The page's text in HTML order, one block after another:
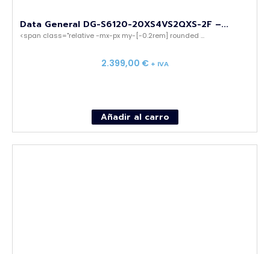
Data General DG-S6120-20XS4VS2QXS-2F –...
<span class="relative -mx-px my-[-0.2rem] rounded ...
2.399,00 € + IVA
Añadir al carro